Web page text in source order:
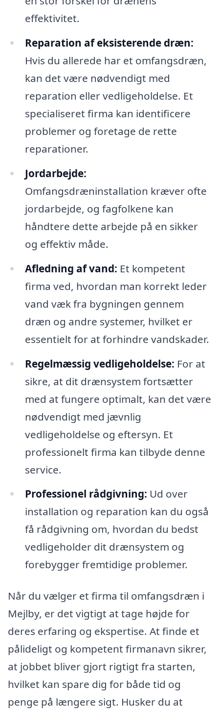
effektivitet.
Reparation af eksisterende dræn:
Hvis du allerede har et omfangsdræn,
kan det være nødvendigt med
reparation eller vedligeholdelse. Et
specialiseret firma kan identificere
problemer og foretage de rette
reparationer.
Jordarbejde:
Omfangsdræninstallation kræver ofte
jordarbejde, og fagfolkene kan
håndtere dette arbejde på en sikker
og effektiv måde.
Afledning af vand: Et kompetent
firma ved, hvordan man korrekt leder
vand væk fra bygningen gennem
dræn og andre systemer, hvilket er
essentielt for at forhindre vandskader.
Regelmæssig vedligeholdelse: For at
sikre, at dit drænsystem fortsætter
med at fungere optimalt, kan det være
nødvendigt med jævnlig
vedligeholdelse og eftersyn. Et
professionelt firma kan tilbyde denne
service.
Professionel rådgivning: Ud over
installation og reparation kan du også
få rådgivning om, hvordan du bedst
vedligeholder dit drænsystem og
forebygger fremtidige problemer.
Når du vælger et firma til omfangsdræn i
Mejlby, er det vigtigt at tage højde for
deres erfaring og ekspertise. At finde et
pålideligt og kompetent firmanavn sikrer,
at jobbet bliver gjort rigtigt fra starten,
hvilket kan spare dig for både tid og
penge på længere sigt. Husker du at